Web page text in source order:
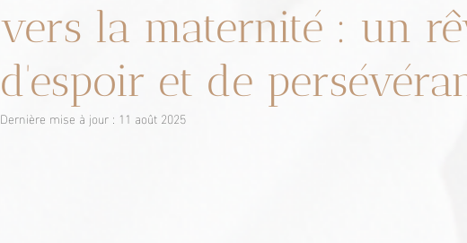
vers la maternité : un
d'espoir et de
Dernière mise à jour : 11 août 2025